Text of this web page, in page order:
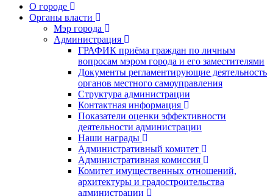
О городе
Органы власти
Мэр города
Администрация
ГРАФИК приёма граждан по личным
вопросам мэром города и его заместителями
Документы регламентирующие деятельность
органов местного самоуправления
Структура администрации
Контактная информация
Показатели оценки эффективности
деятельности администрации
Наши награды
Административный комитет
Административная комиссия
Комитет имущественных отношений,
архитектуры и градостроительства
администрации